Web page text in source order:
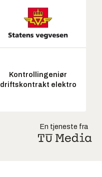
Kontrollingeniør
driftskontrakt elektro
En tjeneste fra